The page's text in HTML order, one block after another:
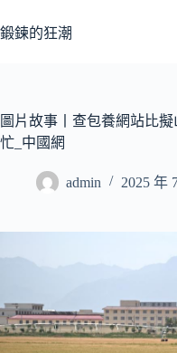
至
容
鍛鍊的狂潮
圖片故事丨查包養網站比
忙_中國網
admin 2025 年